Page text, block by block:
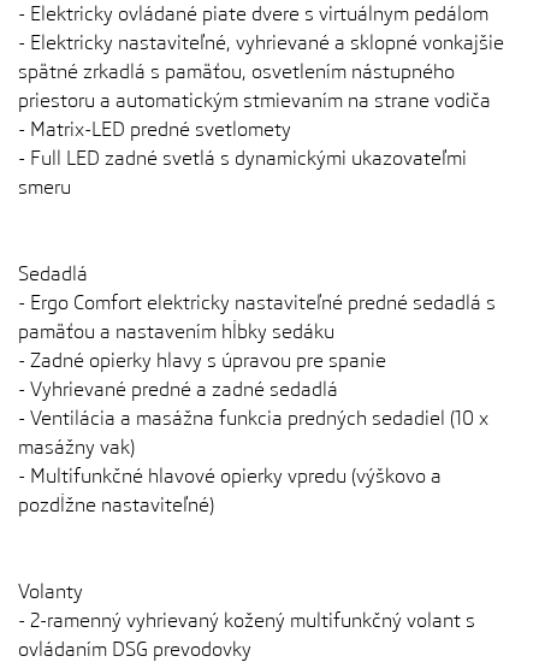
- Elektricky ovládané piate dvere s virtuálnym pedálom
- Elektricky nastaviteľné, vyhrievané a sklopné vonkajšie
spätné zrkadlá s pamäťou, osvetlením nástupného
priestoru a automatickým stmievaním na strane vodiča
- Matrix-LED predné svetlomety
- Full LED zadné svetlá s dynamickými ukazovateľmi
smeru
Sedadlá
- Ergo Comfort elektricky nastaviteľné predné sedadlá s
pamäťou a nastavením hĺbky sedáku
- Zadné opierky hlavy s úpravou pre spanie
- Vyhrievané predné a zadné sedadlá
- Ventilácia a masážna funkcia predných sedadiel (10 x
masážny vak)
- Multifunkčné hlavové opierky vpredu (výškovo a
pozdĺžne nastaviteľné)
Volanty
- 2-ramenný vyhrievaný kožený multifunkčný volant s
ovládaním DSG prevodovky